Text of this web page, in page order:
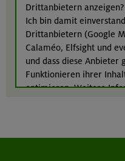
24.08.26
Klettertreff indoor
München
Drittanbietern anzeigen?
Ich bin damit
Drittanbietern (Google
Calaméo, Elfsight und
und dass diese Anbieter
Funktionieren ihrer
optimieren. Weitere